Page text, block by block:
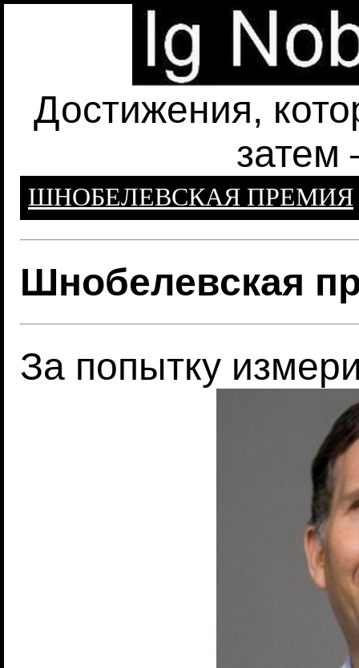
Достижения,
затем
ШНОБЕЛЕВСКАЯ ПРЕМИЯ
Шнобелевская
За попытку